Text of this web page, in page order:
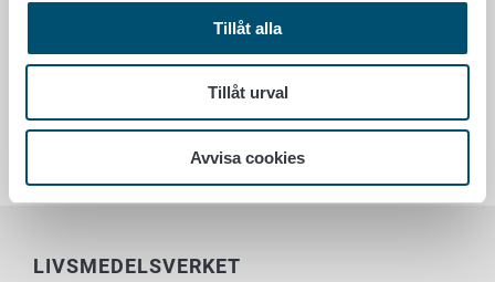
Tillåt alla
Tillåt urval
Avvisa cookies
vad handlar det om?
LIVSMEDELSVERKET